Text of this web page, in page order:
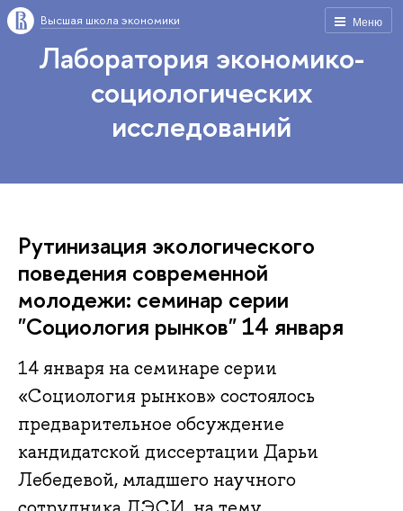
Меню
Высшая школа экономики
Лаборатория экономико-
социологических
исследований
Рутинизация экологического
поведения современной
молодежи: семинар серии
"Социология рынков" 14 января
14 января на семинаре серии
«Социология рынков» состоялось
предварительное обсуждение
кандидатской диссертации Дарьи
Лебедевой, младшего научного